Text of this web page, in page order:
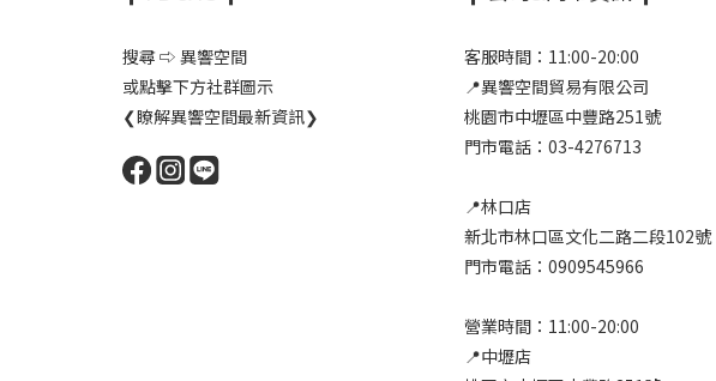
搜尋 ⇨ 異響空間
或點擊下方社群圖示
❮瞭解異響空間最新資訊❯
客服時間：11:00-20:00
📍異響空間貿易有限公司
桃園市中壢區中豐路251號
門市電話：03-4276713
📍林口店
新北市林口區文化二路二段102號
門市電話：0909545966
營業時間：11:00-20:00
📍中壢店